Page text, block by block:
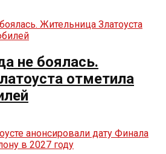
не боялась.
отметила